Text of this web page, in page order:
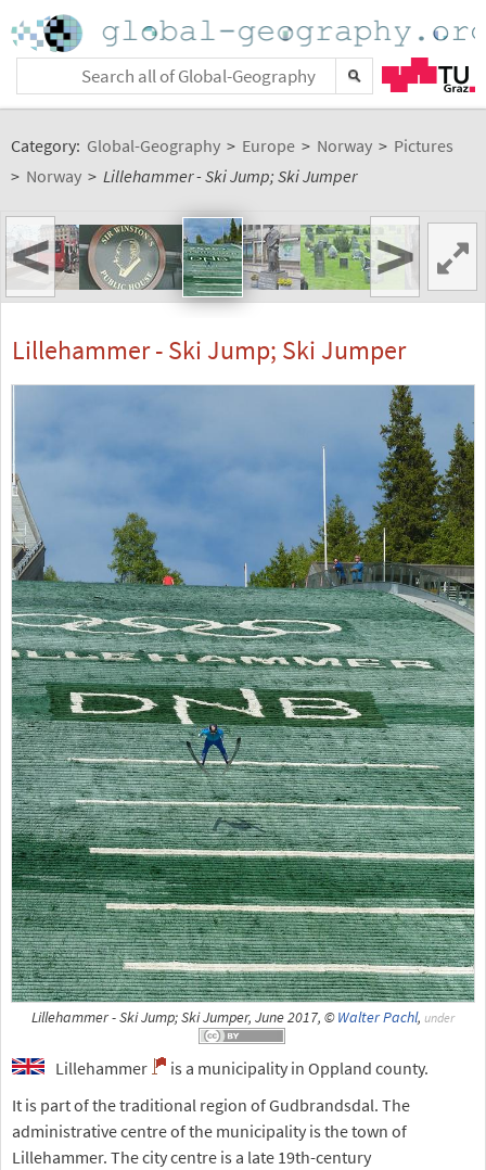
Category: Global-Geography > Europe > Norway > Pictures
> Norway > Lillehammer - Ski Jump; Ski Jumper
< >
Lillehammer - Ski Jump; Ski Jumper
Lillehammer - Ski Jump; Ski Jumper, June 2017, ©Walter Pachl, under
Lillehammer
is a municipality in Oppland county.
It is part of the traditional region of Gudbrandsdal. The
administrative centre of the municipality is the town of
Lillehammer. The city centre is a late 19th-century